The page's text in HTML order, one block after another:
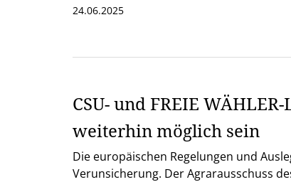
24.06.2025
CSU- und FREIE
weiterhin möglich sein
Die europäischen Regelungen und
Verunsicherung. Der Agrarausschuss